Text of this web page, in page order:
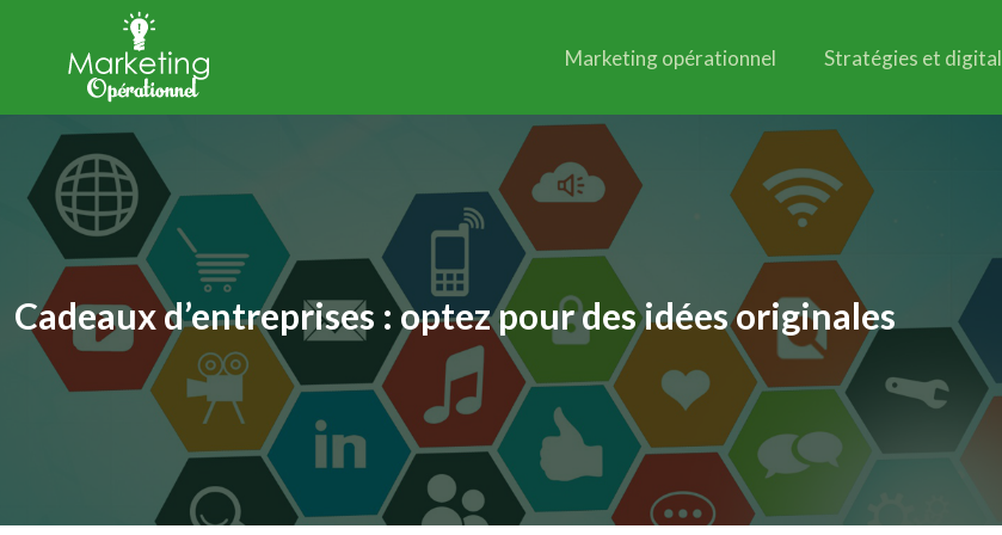
Marketing opérationnel Stratégies et digital
Cadeaux d’entreprises : optez pour des idées originales